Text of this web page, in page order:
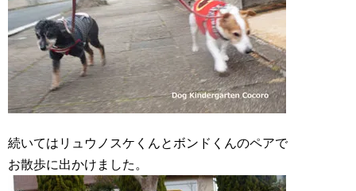
続いてはリュウノスケくんとボンドくんのペアで
お散歩に出かけました。